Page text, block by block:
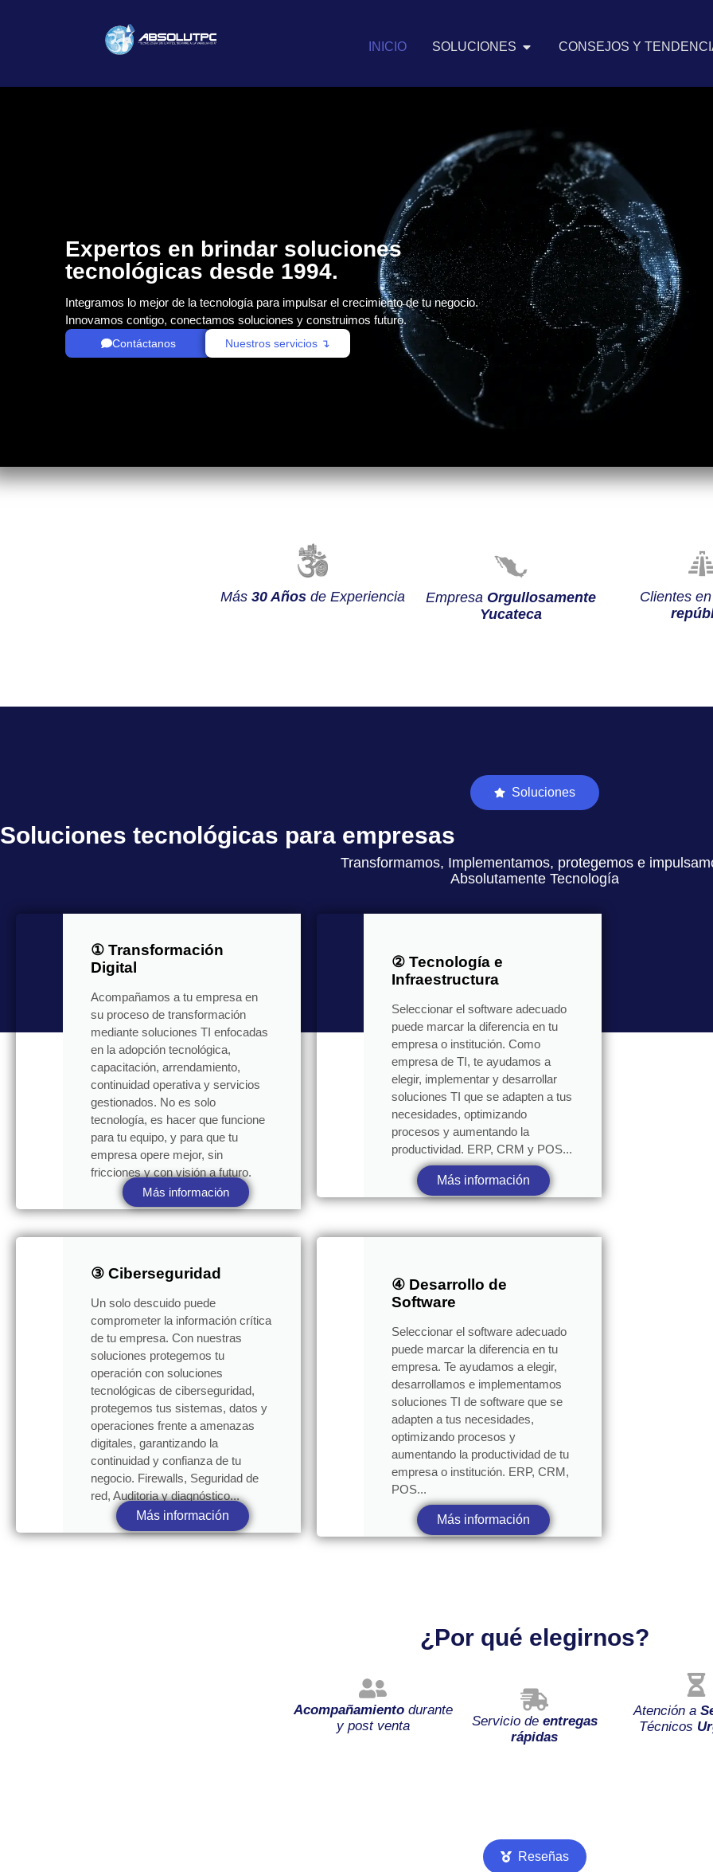
INICIO SOLUCIONES CONSEJOS Y
Expertos en brindar soluciones
tecnológicas desde 1994.
Integramos lo mejor de la tecnología para impulsar el crecimiento de tu negocio.
Innovamos contigo, conectamos soluciones y construimos futuro.
Contáctanos Nuestros servicios ↴
Más 30 Años de Experiencia Empresa Orgullosamente
Yucateca
Clientes
Soluciones
Soluciones tecnológicas para empresas
Transformamos, Implementamos, protegemos e
Absolutamente Tecnología
① Transformación
Digital
Acompañamos a tu empresa en
su proceso de transformación
mediante soluciones TI enfocadas
en la adopción tecnológica,
capacitación, arrendamiento,
continuidad operativa y servicios
gestionados. No es solo
tecnología, es hacer que funcione
para tu equipo, y para que tu
empresa opere mejor, sin
fricciones y con visión a futuro.
Más información
② Tecnología e
Infraestructura
Seleccionar el software adecuado
puede marcar la diferencia en tu
empresa o institución. Como
empresa de TI, te ayudamos a
elegir, implementar y desarrollar
soluciones TI que se adapten a tus
necesidades, optimizando
procesos y aumentando la
productividad. ERP, CRM y POS...
Más información
③ Ciberseguridad
Un solo descuido puede
comprometer la información crítica
de tu empresa. Con nuestras
soluciones protegemos tu
operación con soluciones
tecnológicas de ciberseguridad,
protegemos tus sistemas, datos y
operaciones frente a amenazas
digitales, garantizando la
continuidad y confianza de tu
negocio. Firewalls, Seguridad de
red, Auditoria y diagnóstico...
Más información
④ Desarrollo de
Software
Seleccionar el software adecuado
puede marcar la diferencia en tu
empresa. Te ayudamos a elegir,
desarrollamos e implementamos
soluciones TI de software que se
adapten a tus necesidades,
optimizando procesos y
aumentando la productividad de tu
empresa o institución. ERP, CRM,
POS...
Más información
¿Por qué elegirnos?
Acompañamientodurante
y post venta
Servicio de entregas
rápidas
Atención a
Técnicos
Reseñas